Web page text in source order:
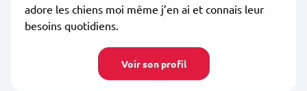
adore les chiens moi même j’en ai et connais leur
besoins quotidiens.
Voir son profil